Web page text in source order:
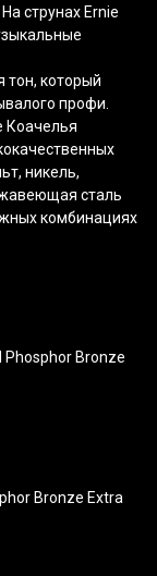
струнах Ernie
тон, который
профи.
Коачелья
никель,
сталь
комбинациях
Phosphor Bronze
Bronze Extra